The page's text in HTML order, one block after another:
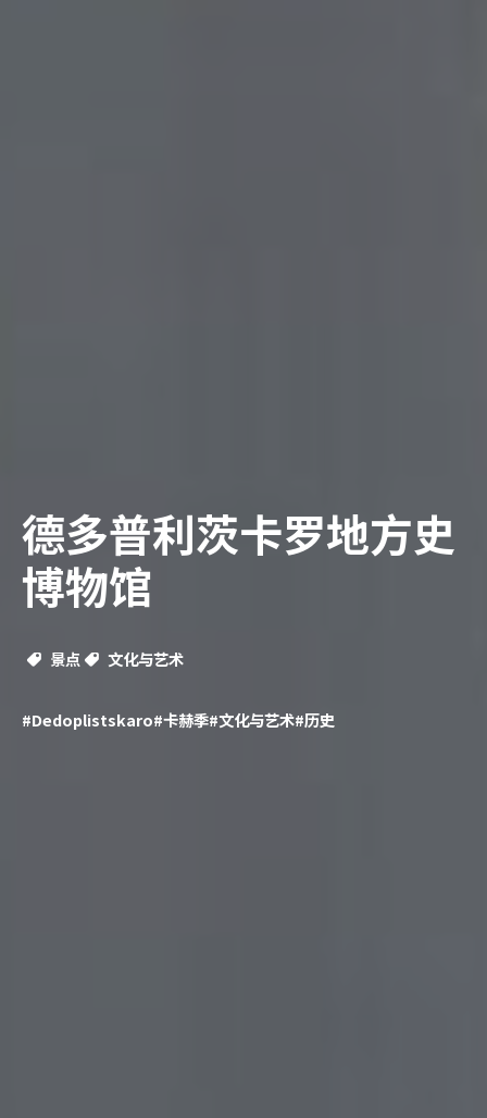
德多普利茨卡罗地方史
博物馆
景点 文化与艺术
#Dedoplistskaro#卡赫季#文化与艺术#历史